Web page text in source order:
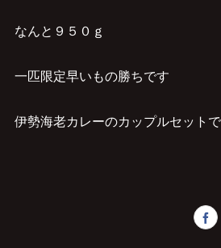
なんと９５０ｇ
一匹限定早いもの勝ちです
伊勢海老カレーのカップルセット